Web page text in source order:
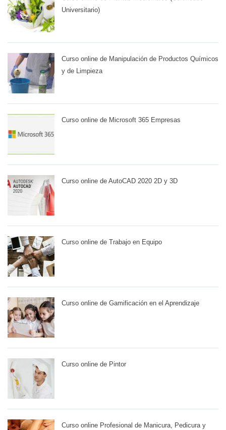
Universitario)
Curso online de Manipulación de Productos Químicos
y de Limpieza
Curso online de Microsoft 365 Empresas
Curso online de AutoCAD 2020 2D y 3D
Curso online de Trabajo en Equipo
Curso online de Gamificación en el Aprendizaje
Curso online de Pintor
Curso online Profesional de Manicura, Pedicura y